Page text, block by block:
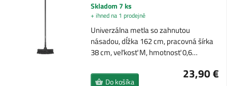
Skladom 7 ks
+ ihned na 1 prodejně
Univerzálna metla so zahnutou
násadou, dĺžka 162 cm, pracovná šírka
38 cm, veľkosť M, hmotnosť 0,6…
23,90 €
Do košíka